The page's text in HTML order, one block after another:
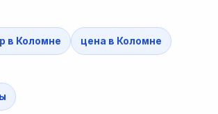
в Коломне цена в Коломне